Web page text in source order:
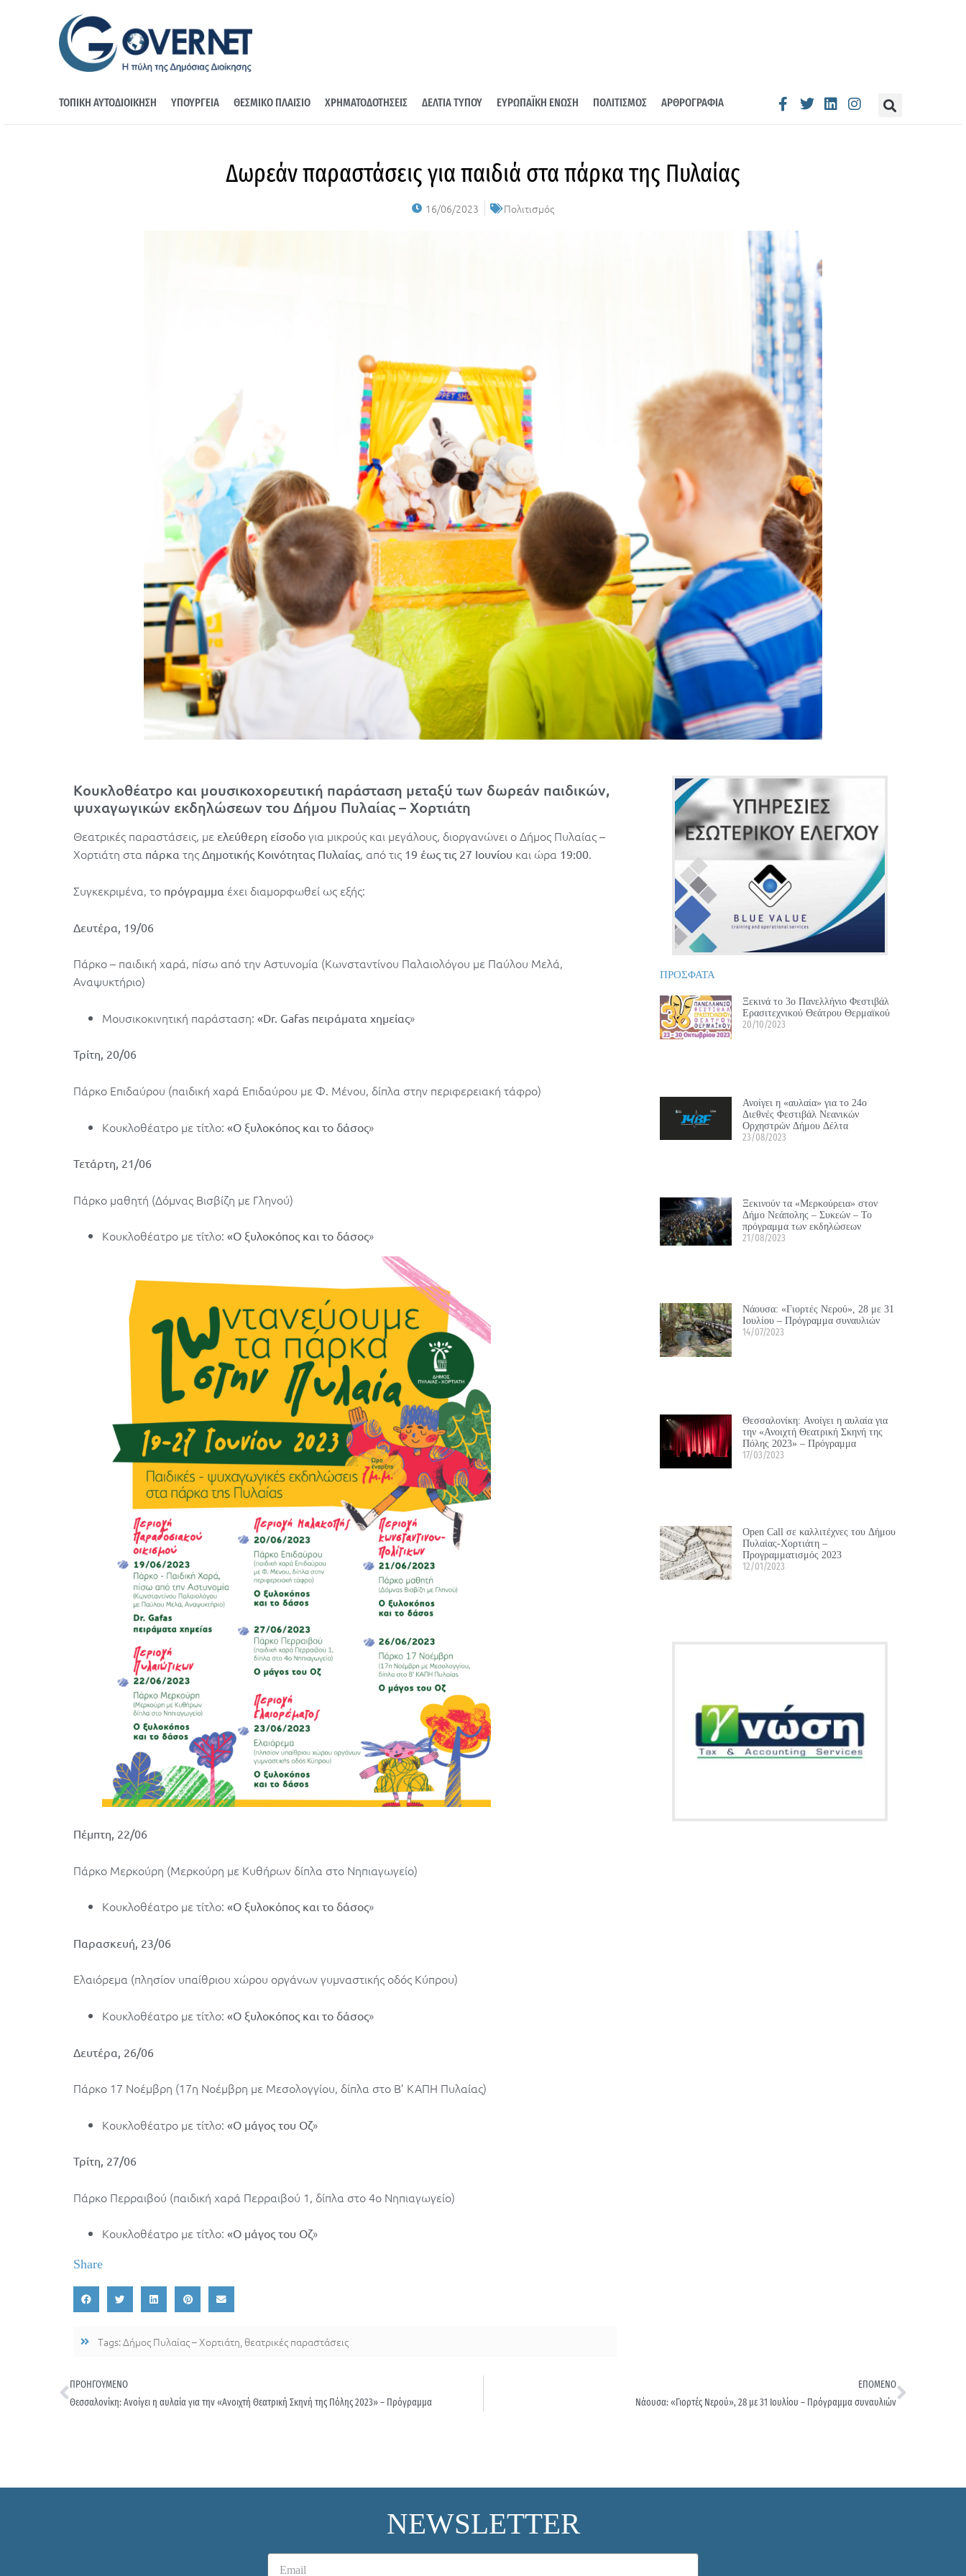
ΤΟΠΙΚΗ ΑΥΤΟΔΙΟΙΚΗΣΗ ΥΠΟΥΡΓΕΙΑ ΘΕΣΜΙΚΟ ΠΛΑΙΣΙΟ ΧΡΗΜΑΤΟΔΟΤΗΣΕΙΣ ΔΕΛΤΙΑ ΤΥΠΟΥ ΕΥΡΩΠΑΪΚΗ ΕΝΩΣΗ ΠΟΛΙΤΙΣΜΟΣ ΑΡΘΡΟΓΡΑΦΙΑ
Δωρεάν παραστάσεις για παιδιά στα πάρκα της Πυλαίας
16/06/2023 Πολιτισμός
Κουκλοθέατρο και μουσικοχορευτική παράσταση μεταξύ των δωρεάν παιδικών,
ψυχαγωγικών εκδηλώσεων του Δήμου Πυλαίας – Χορτιάτη
Θεατρικές παραστάσεις, με ελεύθερη είσοδο για μικρούς και μεγάλους, διοργανώνει ο Δήμος Πυλαίας –
Χορτιάτη στα πάρκα της Δημοτικής Κοινότητας Πυλαίας, από τις 19 έως τις 27 Ιουνίου και ώρα 19:00.
Συγκεκριμένα, το πρόγραμμα έχει διαμορφωθεί ως εξής:
Δευτέρα, 19/06
Πάρκο – παιδική χαρά, πίσω από την Αστυνομία (Κωνσταντίνου Παλαιολόγου με Παύλου Μελά,
Αναψυκτήριο)
Μουσικοκινητική παράσταση: «Dr. Gafas πειράματα χημείας»
Τρίτη, 20/06
Πάρκο Επιδαύρου (παιδική χαρά Επιδαύρου με Φ. Μένου, δίπλα στην περιφερειακή τάφρο)
Κουκλοθέατρο με τίτλο: «Ο ξυλοκόπος και το δάσος»
Τετάρτη, 21/06
Πάρκο μαθητή (Δόμνας Βισβίζη με Γληνού)
Κουκλοθέατρο με τίτλο: «Ο ξυλοκόπος και το δάσος»
Πέμπτη, 22/06
Πάρκο Μερκούρη (Μερκούρη με Κυθήρων δίπλα στο Νηπιαγωγείο)
Κουκλοθέατρο με τίτλο: «Ο ξυλοκόπος και το δάσος»
Παρασκευή, 23/06
Ελαιόρεμα (πλησίον υπαίθριου χώρου οργάνων γυμναστικής οδός Κύπρου)
Κουκλοθέατρο με τίτλο: «Ο ξυλοκόπος και το δάσος»
Δευτέρα, 26/06
Πάρκο 17 Νοέμβρη (17η Νοέμβρη με Μεσολογγίου, δίπλα στο Β’ ΚΑΠΗ Πυλαίας)
Κουκλοθέατρο με τίτλο: «Ο μάγος του Οζ»
Τρίτη, 27/06
Πάρκο Περραιβού (παιδική χαρά Περραιβού 1, δίπλα στο 4ο Νηπιαγωγείο)
Κουκλοθέατρο με τίτλο: «Ο μάγος του Οζ»
Share
Tags:Δήμος Πυλαίας – Χορτιάτη, θεατρικές παραστάσεις
ΠΡΟΣΦΑΤΑ
Ξεκινά το 3ο Πανελλήνιο Φεστιβάλ
Ερασιτεχνικού Θεάτρου Θερμαϊκού
20/10/2023
Ανοίγει η «αυλαία» για το 24ο
Διεθνές Φεστιβάλ Νεανικών
Ορχηστρών Δήμου Δέλτα
23/08/2023
Ξεκινούν τα «Μερκούρεια» στον
Δήμο Νεάπολης – Συκεών – Το
πρόγραμμα των εκδηλώσεων
21/08/2023
Νάουσα: «Γιορτές Νερού», 28 με 31
Ιουλίου – Πρόγραμμα συναυλιών
14/07/2023
Θεσσαλονίκη: Ανοίγει η αυλαία για
την «Ανοιχτή Θεατρική Σκηνή της
Πόλης 2023» – Πρόγραμμα
17/03/2023
Open Call σε καλλιτέχνες του Δήμου
Πυλαίας-Χορτιάτη –
Προγραμματισμός 2023
12/01/2023
ΠΡΟΗΓΟΥΜΕΝΟ
Θεσσαλονίκη: Ανοίγει η αυλαία για την «Ανοιχτή Θεατρική Σκηνή της Πόλης 2023» – Πρόγραμμα
ΕΠΟΜΕΝΟ
Νάουσα: «Γιορτές Νερού», 28 με 31 Ιουλίου – Πρόγραμμα συναυλιών
NEWSLETTER